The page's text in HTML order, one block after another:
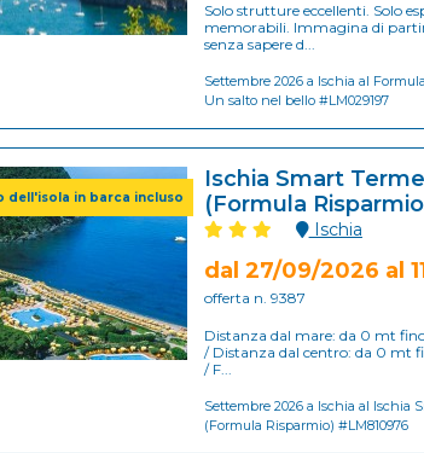
Solo strutture eccellenti. Solo
memorabili. Immagina di
senza sapere d...
Settembre 2026 a Ischia al
Un salto nel bello #LM029197
dell'isola in barca incluso
Ischia Smart
(Formula
Ischia
dal 27/09/2026 al
offerta n. 9387
Distanza dal mare: da 0 mt
/ Distanza dal centro: da 0 mt
/ F...
Settembre 2026 a Ischia al Ischia
(Formula Risparmio) #LM810976